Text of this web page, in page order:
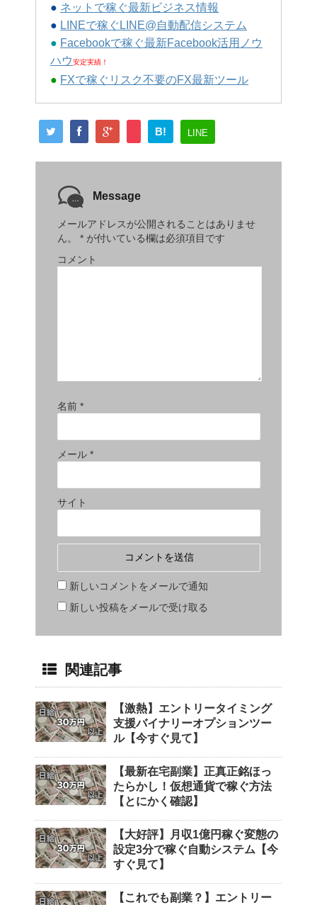
● ネットで稼ぐ最新ビジネス情報
● LINEで稼ぐLINE@自動配信システム
● Facebookで稼ぐ最新Facebook活用ノウ
ハウ安定実績！
● FXで稼ぐリスク不要のFX最新ツール
B! LINE
Message
メールアドレスが公開されることはありませ
ん。
* が付いている欄は必須項目です
コメント
名前 *
メール *
サイト
新しいコメントをメールで通知
新しい投稿をメールで受け取る
関連記事
【激熱】エントリータイミング
支援バイナリーオプションツー
ル【今すぐ見て】
【最新在宅副業】正真正銘ほっ
たらかし！仮想通貨で稼ぐ方法
【とにかく確認】
【大好評】月収1億円稼ぐ変態の
設定3分で稼ぐ自動システム【今
すぐ見て】
【これでも副業？】エントリー